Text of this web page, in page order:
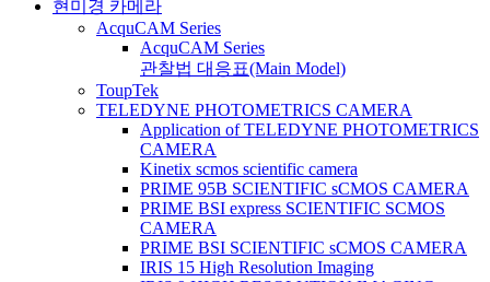
현미경 카메라
AcquCAM Series
AcquCAM Series
관찰법 대응표(Main Model)
ToupTek
TELEDYNE PHOTOMETRICS CAMERA
Application of TELEDYNE PHOTOMETRICS
CAMERA
Kinetix scmos scientific camera
PRIME 95B SCIENTIFIC sCMOS CAMERA
PRIME BSI express SCIENTIFIC SCMOS
CAMERA
PRIME BSI SCIENTIFIC sCMOS CAMERA
IRIS 15 High Resolution Imaging